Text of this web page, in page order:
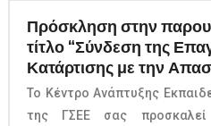
Πρόσκληση στην
τίτλο “Σύνδεση της
Κατάρτισης με την
Το Κέντρο Ανάπτυξης
της ΓΣΕΕ σας